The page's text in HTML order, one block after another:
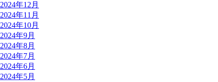
2024年12月
2024年11月
2024年10月
2024年9月
2024年8月
2024年7月
2024年6月
2024年5月